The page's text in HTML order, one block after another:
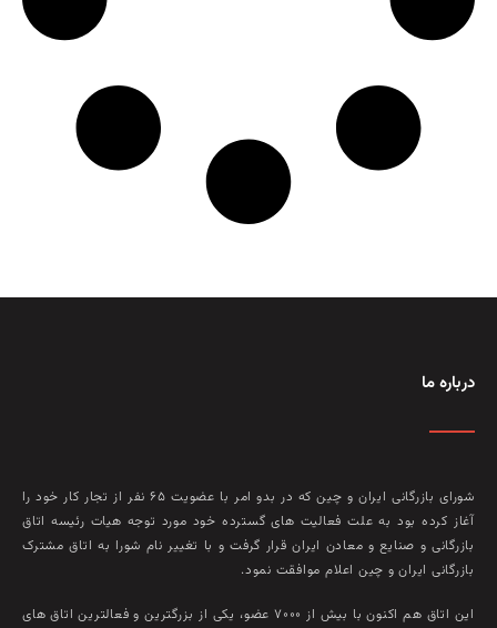
درباره ما
شورای بازرگانی ایران و چین که در بدو امر با عضويت ۶۵ نفر از تجار کار خود را
آغاز کرده بود به علت فعاليت‌ های گسترده خود مورد توجه هيات رئيسه اتاق
بازرگانی و صنايع و معادن ايران قرار گرفت و با تغيير نام شورا به اتاق مشترک
بازرگانی ايران و چين اعلام موافقت نمود.
این اتاق هم‌ اکنون با بيش از ۷۰۰۰ عضو، يکی از بزرگترين و فعالترين اتاق‌ های